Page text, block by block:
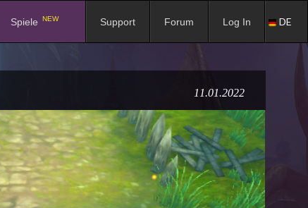
Spiele NEW Support Forum Log In DE
11.01.2022